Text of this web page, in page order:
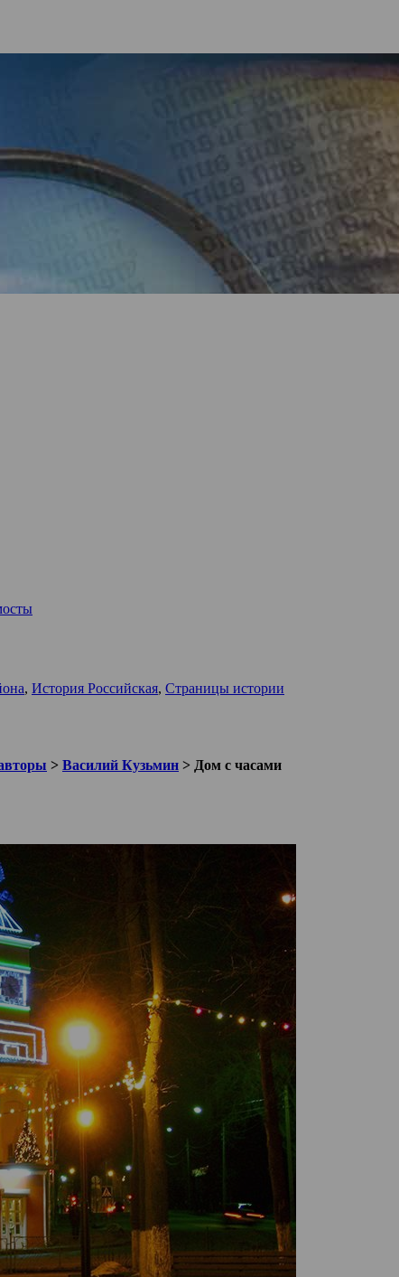
, История Российская, Страницы истории
> Василий Кузьмин > Дом с часами